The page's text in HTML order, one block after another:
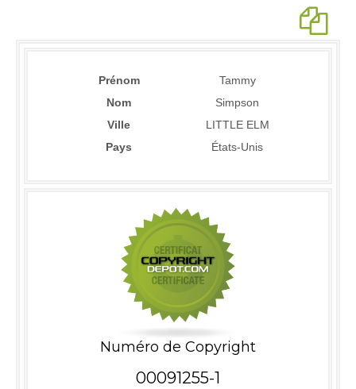
Prénom
Tammy
Nom
Simpson
Ville
LITTLE ELM
Pays
États-Unis
Numéro de Copyright
00091255-1